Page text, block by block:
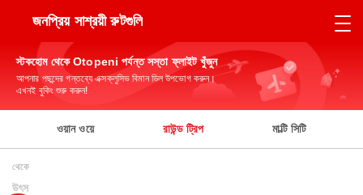
জনপ্রিয় সাশ্রয়ী রুটগুলি
স্টকহোম থেকে Otopeni পর্যন্ত সস্তা ফ্লাইট খুঁজুন
আপনার পছন্দের গন্তব্যে এক্সক্লুসিভ বিমান ডিল উপভোগ করুন।
এখনই বুকিং শুরু করুন!
ওয়ান ওয়ে রাউন্ড ট্রিপ মাল্টি সিটি
থেকে
উৎস